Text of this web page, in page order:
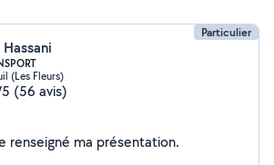
Particulier
(Les Fleurs)
(56 avis)
Je n'ai pas encore renseigné ma présentation.